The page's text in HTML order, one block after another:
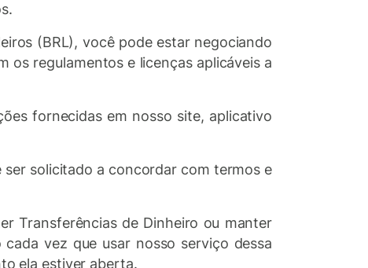
(BRL), você pode estar negociando
os regulamentos e licenças aplicáveis a
fornecidas em nosso site, aplicativo
solicitado a concordar com termos e
Transferências de Dinheiro ou manter
vez que usar nosso serviço dessa
ela estiver aberta.